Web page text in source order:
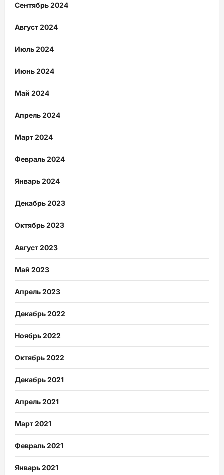
Сентябрь 2024
Август 2024
Июль 2024
Июнь 2024
Май 2024
Апрель 2024
Март 2024
Февраль 2024
Январь 2024
Декабрь 2023
Октябрь 2023
Август 2023
Май 2023
Апрель 2023
Декабрь 2022
Ноябрь 2022
Октябрь 2022
Декабрь 2021
Апрель 2021
Март 2021
Февраль 2021
Январь 2021